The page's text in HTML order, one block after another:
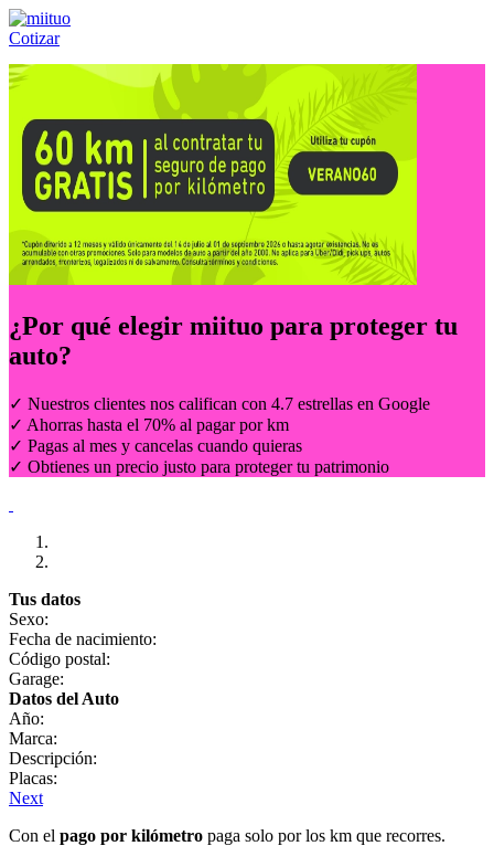
Cotizar
Llámanos al:(55) 84-21-05-00 ó
¿Por qué elegir miituo para proteger tu
auto?
✓ Nuestros clientes nos califican con 4.7 estrellas en Google
✓ Ahorras hasta el 70% al pagar por km
✓ Pagas al mes y cancelas cuando quieras
✓ Obtienes un precio justo para proteger tu patrimonio
Tus datos
Sexo:
Fecha de nacimiento:
Código postal:
Garage:
Datos del Auto
Año:
Marca:
Descripción:
Placas:
Next
Con el pago por kilómetro paga solo por los km que recorres.